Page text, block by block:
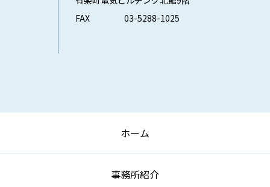
FAX
03-5288-1025
ホーム
事務所紹介